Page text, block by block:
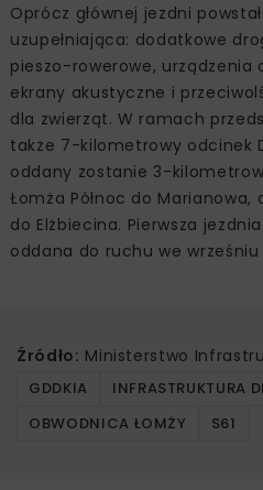
Oprócz głównej jezdni
uzupełniająca: dodatkowe
pieszo-rowerowe, urządzenia
ekrany akustyczne i
dla zwierząt. W ramach
także 7-kilometrowy odcinek
oddany zostanie 3-
Łomża Północ do Marianowa,
do Elżbiecina. Pierwsza
oddana do ruchu we wrześniu
Źródło: Ministerstwo
GDDKIA
INFRASTRUKTURA
OBWODNICA ŁOMŻY
S61